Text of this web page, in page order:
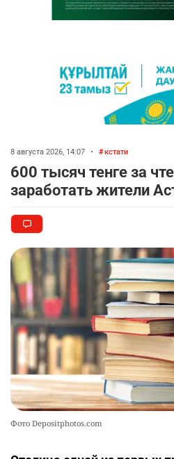
8 августа 2026, 14:07 • кстати
600 тысяч тенге за
заработать жители
Фото Depositphotos.com